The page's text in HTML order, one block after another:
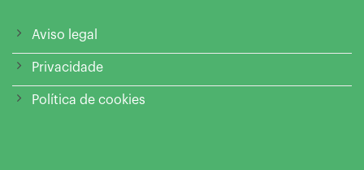
Aviso legal
Privacidade
Política de cookies